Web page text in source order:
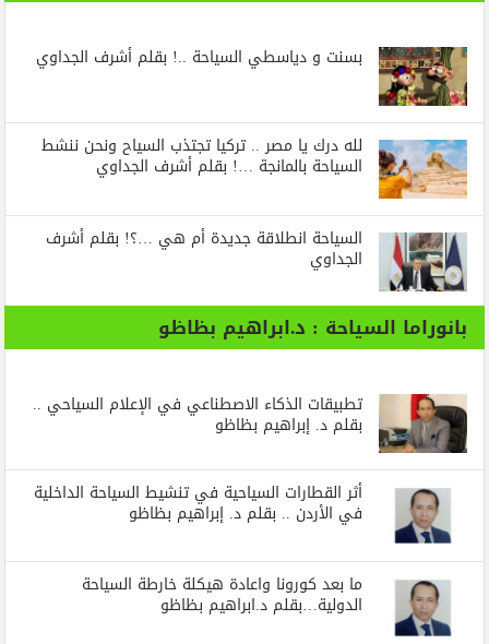
بسنت و دياسطي السياحة ..! بقلم أشرف الجداوي
لله درك يا مصر .. تركيا تجتذب السياح ونحن ننشط
السياحة بالمانجة …! بقلم أشرف الجداوي
السياحة انطلاقة جديدة أم هي …؟! بقلم أشرف
الجداوي
بانوراما السياحة : د.ابراهيم بظاظو
تطبيقات الذكاء الاصطناعي في الإعلام السياحي ..
بقلم د. إبراهيم بظاظو
أثر القطارات السياحية في تنشيط السياحة الداخلية
في الأردن .. بقلم د. إبراهيم بظاظو
ما بعد كورونا واعادة هيكلة خارطة السياحة
الدولية…بقلم د.ابراهيم بظاظو